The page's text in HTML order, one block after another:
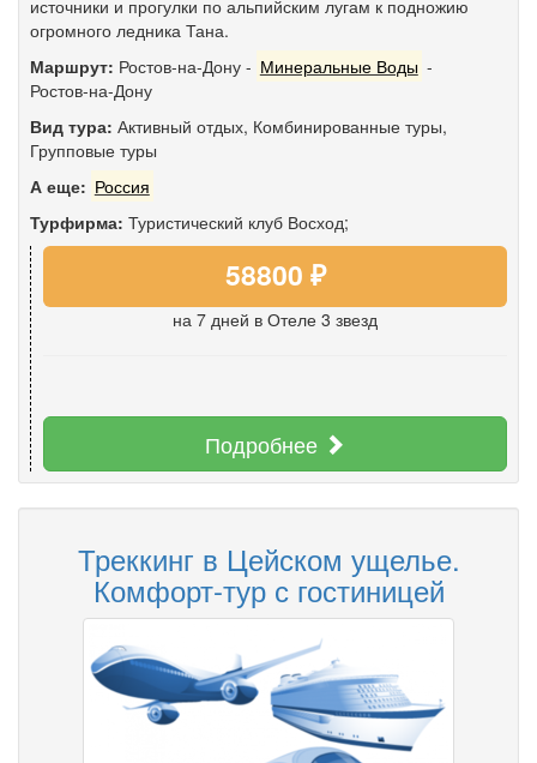
источники и прогулки по альпийским лугам к подножию
огромного ледника Тана.
Маршрут: Ростов-на-Дону - Минеральные Воды -
Ростов-на-Дону
Вид тура: Активный отдых, Комбинированные туры,
Групповые туры
А еще: Россия
Турфирма: Туристический клуб Восход;
58800 ₽
на 7 дней в Отеле 3 звезд
Подробнее
Треккинг в Цейском ущелье.
Комфорт-тур с гостиницей